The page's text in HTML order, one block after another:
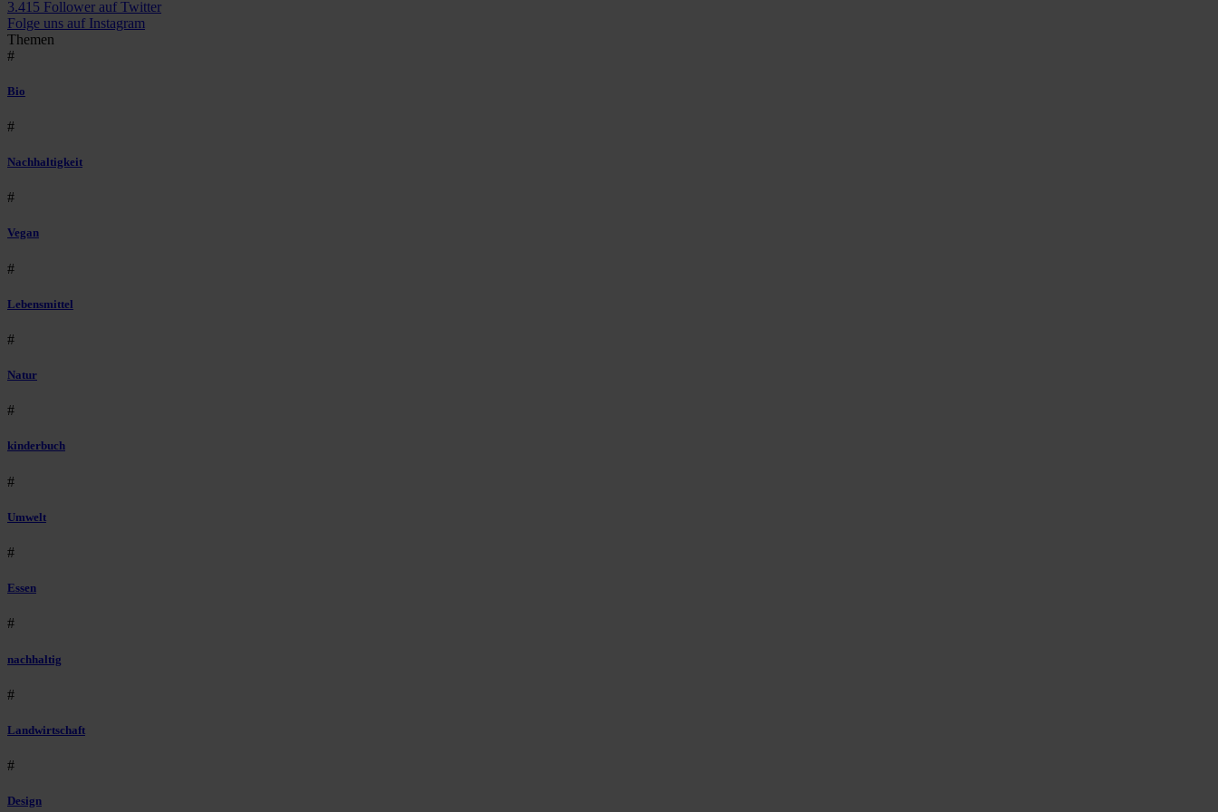
3.415 Follower auf Twitter
Folge uns auf Instagram
Themen
#
Bio
#
Nachhaltigkeit
#
Vegan
#
Lebensmittel
#
Natur
#
kinderbuch
#
Umwelt
#
Essen
#
nachhaltig
#
Landwirtschaft
#
Design